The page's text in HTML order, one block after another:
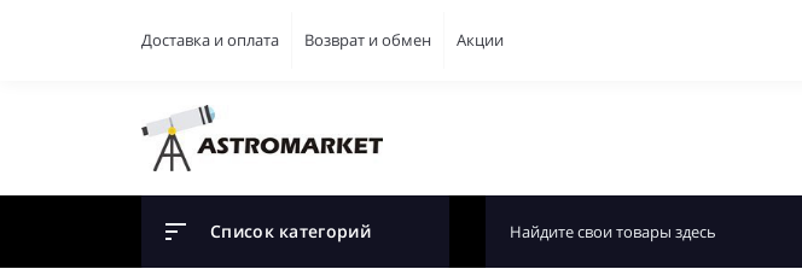
Доставка и оплата Возврат и обмен Акции
Список категорий